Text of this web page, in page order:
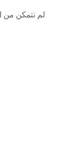
لم نتمكن من